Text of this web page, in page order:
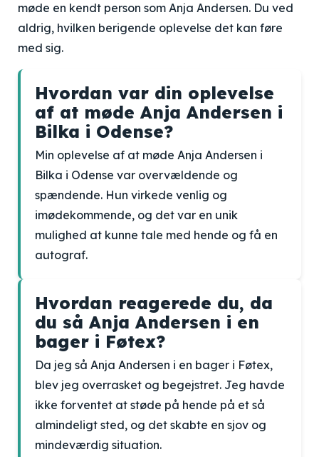
møde en kendt person som Anja Andersen. Du ved
aldrig, hvilken berigende oplevelse det kan føre
med sig.
Hvordan var din oplevelse
af at møde Anja Andersen i
Bilka i Odense?
Min oplevelse af at møde Anja Andersen i
Bilka i Odense var overvældende og
spændende. Hun virkede venlig og
imødekommende, og det var en unik
mulighed at kunne tale med hende og få en
autograf.
Hvordan reagerede du, da
du så Anja Andersen i en
bager i Føtex?
Da jeg så Anja Andersen i en bager i Føtex,
blev jeg overrasket og begejstret. Jeg havde
ikke forventet at støde på hende på et så
almindeligt sted, og det skabte en sjov og
mindeværdig situation.